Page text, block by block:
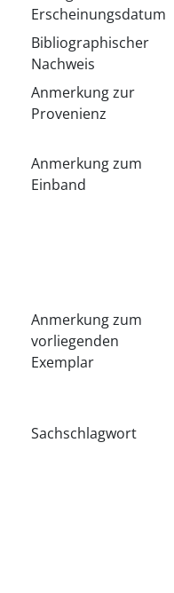
Erscheinungsdatum
Bibliographischer
Nachweis
Anmerkung zur
Provenienz
Anmerkung zum
Einband
Anmerkung zum
vorliegenden
Exemplar
Sachschlagwort